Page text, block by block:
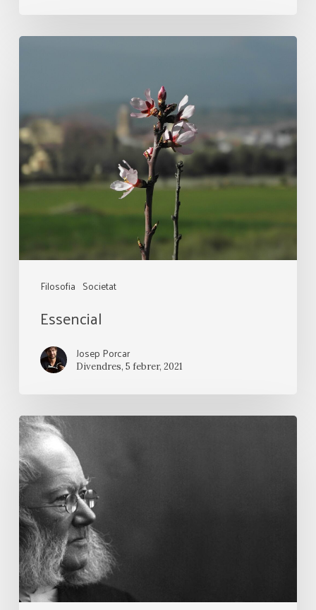
Filosofia Societat
Essencial
Josep Porcar
Divendres, 5 febrer, 2021
Espectres